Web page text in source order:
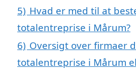
5) Hvad er med til at
totalentreprise i Mårum?
6) Oversigt over firmaer
totalentreprise i Mårum